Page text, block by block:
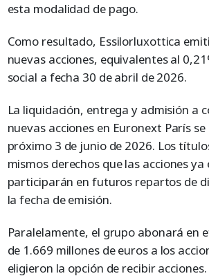
esta modalidad de pago.
Como resultado, Essilorluxottica
nuevas acciones, equivalentes al
social a fecha 30 de abril de 2026.
La liquidación, entrega y admisión a
nuevas acciones en Euronext París
próximo 3 de junio de 2026. Los
mismos derechos que las acciones
participarán en futuros repartos de
la fecha de emisión.
Paralelamente, el grupo abonará en
de 1.669 millones de euros a los
eligieron la opción de recibir